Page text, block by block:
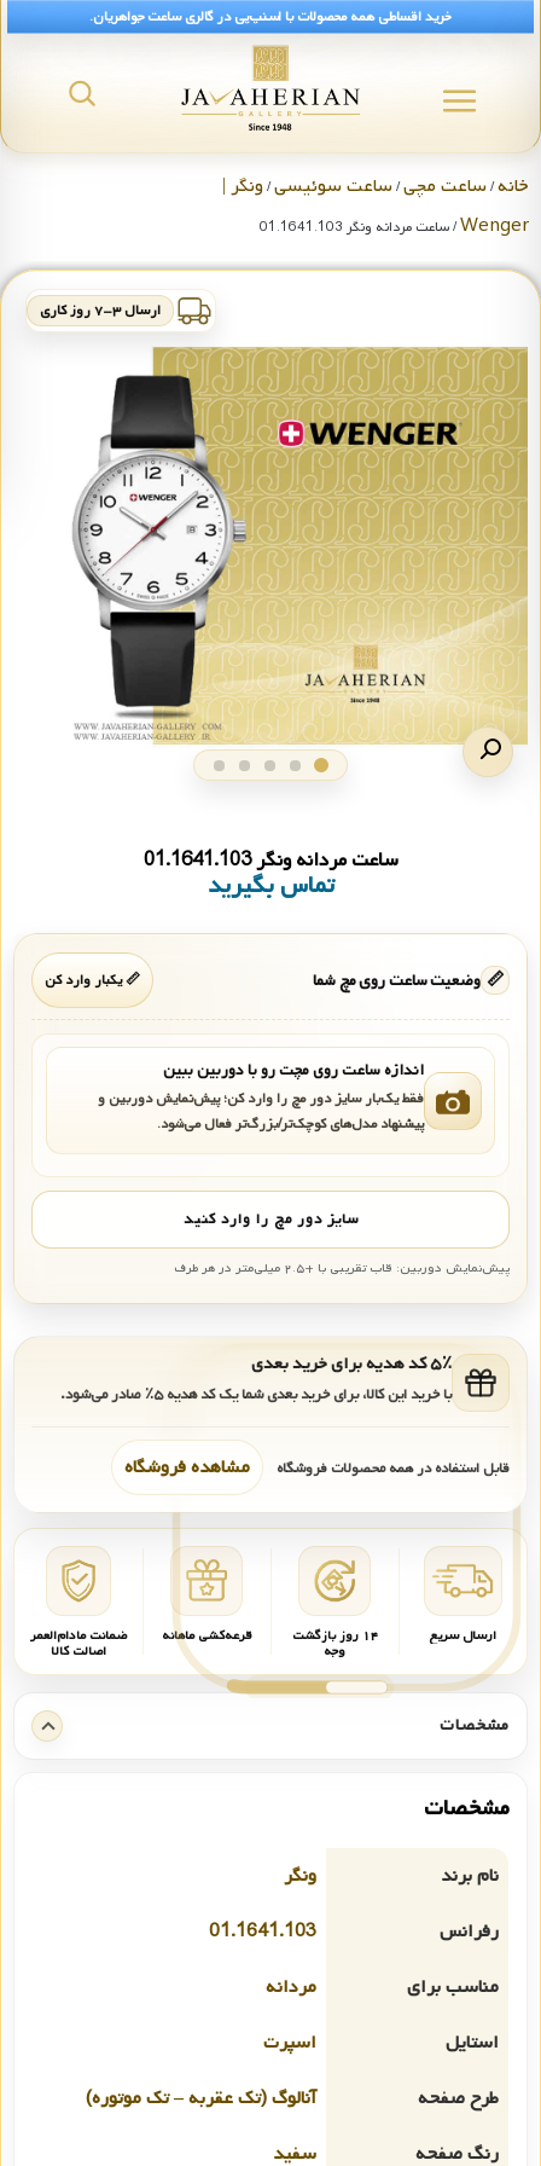
خرید اقساطی همه محصولات با اسنپ‌پی در گالری ساعت جواهریان.
خانه/ساعت مچی/ساعت سوئیسی/ونگر |
Wenger/ ساعت مردانه ونگر 01.1641.103
ارسال ۳-۷ روز کاری
ساعت مردانه ونگر 01.1641.103
تماس بگیرید
📏 وضعیت ساعت روی مچ شما 📏 یکبار وارد کن
اندازه ساعت روی مچت رو با دوربین ببین
فقط یک‌بار سایز دور مچ را وارد کن؛ پیش‌نمایش دوربین و
پیشنهاد مدل‌های کوچک‌تر/بزرگ‌تر فعال می‌شود.
سایز دور مچ را وارد کنید
پیش‌نمایش دوربین: قاب تقریبی با +۲.۵ میلی‌متر در هر طرف
۵٪ کد هدیه برای خرید بعدی
با خرید این کالا، برای خرید بعدی شما یک کد هدیه۵٪ صادر می‌شود.
قابل استفاده در همه محصولات فروشگاه مشاهده فروشگاه
ارسال سریع ۱۴ روز بازگشت
وجه
قرعه‌کشی ماهانه ضمانت مادام‌العمر
اصالت کالا
مشخصات
مشخصات
نام برند
ونگر
رفرانس
01.1641.103
مناسب برای
مردانه
استایل
اسپرت
طرح صفحه
آنالوگ (تک عقربه – تک موتوره)
رنگ صفحه
سفید